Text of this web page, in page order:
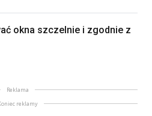
okna szczelnie i zgodnie z
Reklama
reklamy